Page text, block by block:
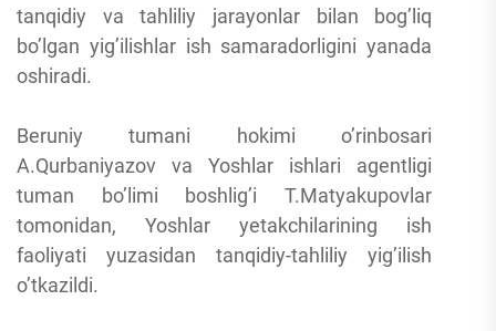
tanqidiy va tahliliy jarayonlar bilan bog’liq
bo’lgan yig’ilishlar ish samaradorligini yanada
oshiradi.
Beruniy tumani hokimi o’rinbosari
A.Qurbaniyazov va Yoshlar ishlari agentligi
tuman bo’limi boshlig’i T.Matyakupovlar
tomonidan, Yoshlar yetakchilarining ish
faoliyati yuzasidan tanqidiy-tahliliy yig’ilish
o’tkazildi.